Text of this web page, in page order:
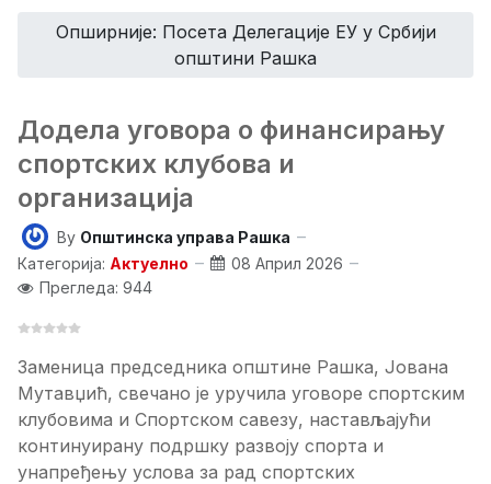
Опширније: Посeта Дeлeгацијe ЕУ у Србији
општини Рашка
Додeла уговора о финансирању
спортских клубова и
организација
By Општинска управа Рашка
Категорија: Актуелно
08 Април 2026
Прегледа: 944
Заменица председника општине Рашка, Јована
Мутавџић, свечано је уручила уговоре спортским
клубовима и Спортском савезу, настављајући
континуирану подршку развоју спорта и
унапређењу услова за рад спортских